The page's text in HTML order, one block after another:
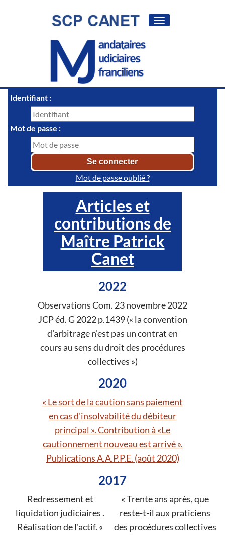
Toggle
Identifiant :
Mot de passe :
Mot de passe oublié ?
Articles et
contributions de
Maître Patrick
Canet
2022
Observations Com. 23 novembre 2022
JCP éd. G 2022 p.1439 (« la convention
d'arbitrage n'est pas un contrat en
cours au sens du droit des procédures
collectives »)
2020
« Le sort de la caution sans paiement
en cas d'insolvabilité du débiteur
principal ». Contribution à «Le
cautionnement nouveau est arrivé ».
Publications A.A.P.P.E. (août 2020)
2017
Redressement et
liquidation judiciaires .
Réalisation de l'actif. «
« Trente ans après, que
reste-t-il aux praticiens
des procédures collectives